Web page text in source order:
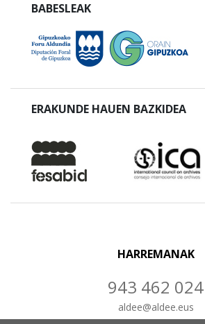
BABESLEAK
ERAKUNDE HAUEN BAZKIDEA
HARREMANAK
943 462 024
aldee@aldee.eus